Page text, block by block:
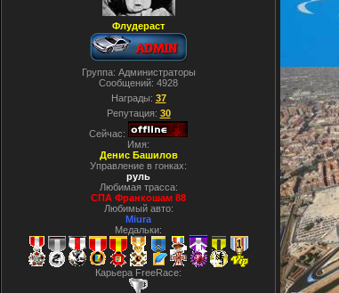
Флудераст
Группа: Администраторы
Сообщений: 4928
Награды: 37
Репутация: 30
Сейчас:
Имя:
Денис Башилов
Управление в гонках:
руль
Любимая трасса:
СПА Франкошам 88
Любимый авто:
Miura
Медальки:
Карьера FreeRace: